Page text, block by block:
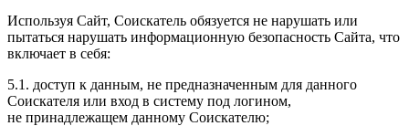
Используя Сайт, Соискатель обязуется не нарушать или
пытаться нарушать информационную безопасность Сайта, что
включает в себя:
5.1. доступ к данным, не предназначенным для данного
Соискателя или вход в систему под логином,
не принадлежащем данному Соискателю;